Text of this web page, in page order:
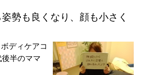
勢も良くなり、顔も小さく
ディケアコ
半のママ